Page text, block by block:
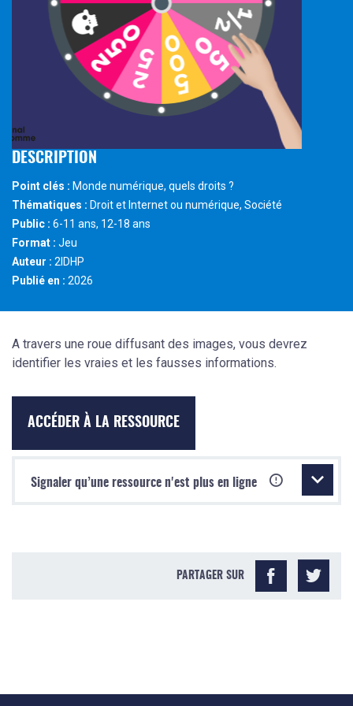
DESCRIPTION
Point clés : Monde numérique, quels droits ?
Thématiques : Droit et Internet ou numérique, Société
Public : 6-11 ans, 12-18 ans
Format : Jeu
Auteur : 2IDHP
Publié en : 2026
A travers une roue diffusant des images, vous devrez
identifier les vraies et les fausses informations.
ACCÉDER À LA RESSOURCE
Signaler qu’une ressource n'est plus en ligne
PARTAGER SUR